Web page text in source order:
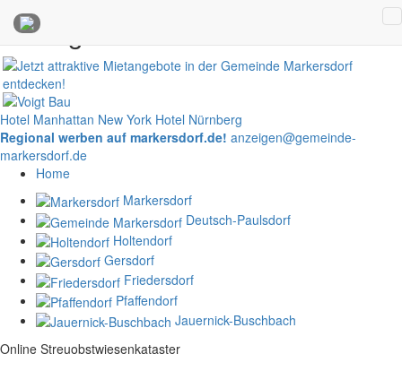
Anzeigen
Hotel Manhattan New York Hotel Nürnberg
Regional werben auf markersdorf.de! anzeigen@gemeinde-
markersdorf.de
Home
Markersdorf
Deutsch-Paulsdorf
Holtendorf
Gersdorf
Friedersdorf
Pfaffendorf
Jauernick-Buschbach
Online Streuobstwiesenkataster